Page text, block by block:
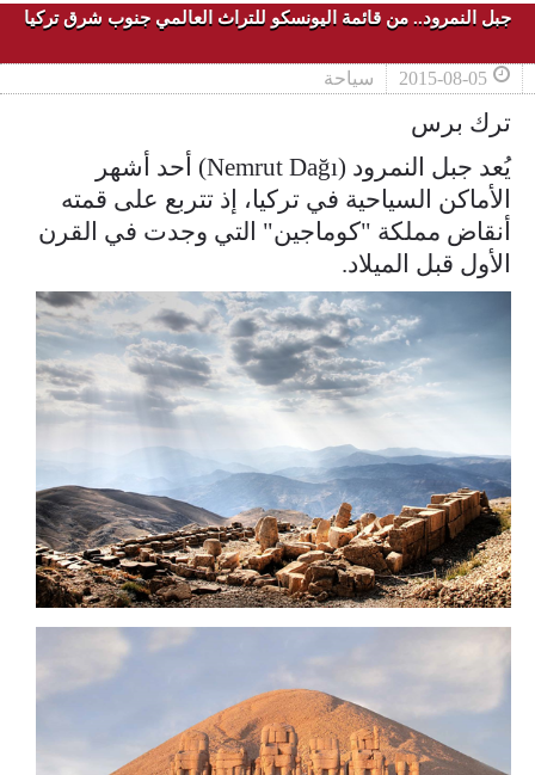
جبل النمرود.. من قائمة اليونسكو للتراث العالمي جنوب شرق تركيا
2015-08-05 سياحة
ترك برس
يُعد جبل النمرود (Nemrut Dağı) أحد أشهر
الأماكن السياحية في تركيا، إذ تتربع على قمته
أنقاض مملكة "كوماجين" التي وجدت في القرن
الأول قبل الميلاد.